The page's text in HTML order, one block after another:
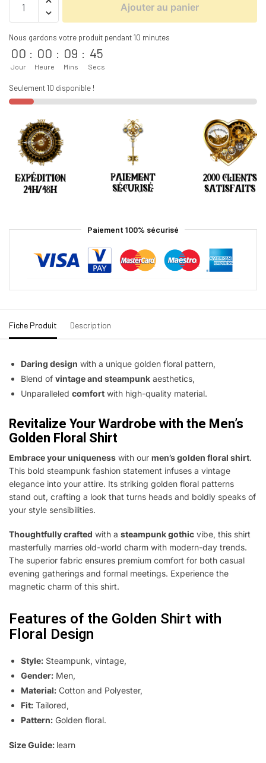
Ajouter au panier
Nous gardons votre produit pendant 10 minutes
00
Jour
: 00
Heure
: 09
Mins
: 45
Secs
Seulement 10 disponible !
Paiement 100% sécurisé
Fiche Produit Description
Daring design with a unique golden floral pattern,
Blend of vintage and steampunk aesthetics,
Unparalleled comfort with high-quality material.
Revitalize Your Wardrobe with the Men’s
Golden Floral Shirt
Embrace your uniqueness with our men’s golden floral shirt.
This bold steampunk fashion statement infuses a vintage
elegance into your attire. Its striking golden floral patterns
stand out, crafting a look that turns heads and boldly speaks of
your style sensibilities.
Thoughtfully crafted with a steampunk gothic vibe, this shirt
masterfully marries old-world charm with modern-day trends.
The superior fabric ensures premium comfort for both casual
evening gatherings and formal meetings. Experience the
magnetic charm of this shirt.
Features of the Golden Shirt with
Floral Design
Style: Steampunk, vintage,
Gender: Men,
Material: Cotton and Polyester,
Fit: Tailored,
Pattern: Golden floral.
Size Guide: learn